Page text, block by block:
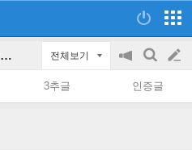
히어로즈 오브 마이트 앤 매직: 올든 에라 파티 인벤 전체보기
공
on/off
검
색
글
쓰
3추글 인증글